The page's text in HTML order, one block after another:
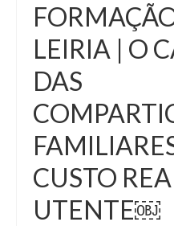
LEIRIA | O
DAS
CUSTO
UTENTE￼